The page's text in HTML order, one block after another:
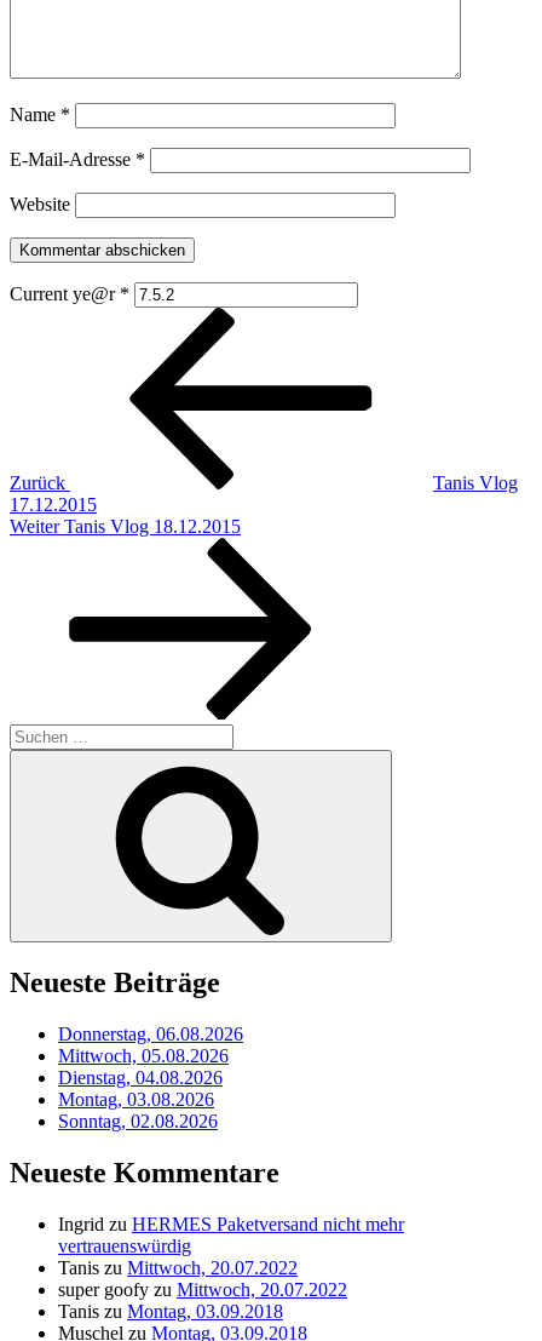
Name *
E-Mail-Adresse *
Website
Current ye@r *
Beitragsnavigation
Zurück
Tanis Vlog
17.12.2015
Nächster
Weiter Tanis Vlog 18.12.2015
Suchen
nach:
Neueste Beiträge
Donnerstag, 06.08.2026
Mittwoch, 05.08.2026
Dienstag, 04.08.2026
Montag, 03.08.2026
Sonntag, 02.08.2026
Neueste Kommentare
Ingrid zu HERMES Paketversand nicht mehr
vertrauenswürdig
Tanis zu Mittwoch, 20.07.2022
super goofy zu Mittwoch, 20.07.2022
Tanis zu Montag, 03.09.2018
Muschel zu Montag, 03.09.2018